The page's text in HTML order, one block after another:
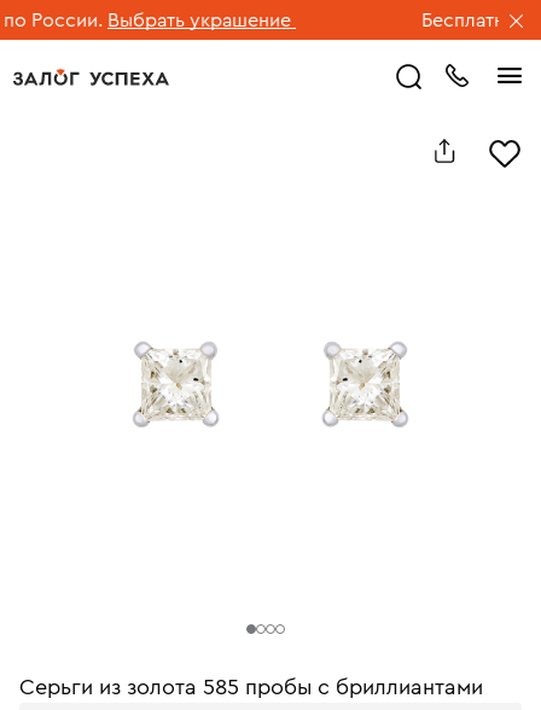
России. Выбрать украшение Бесплатная
Серьги из золота 585 пробы с бриллиантами